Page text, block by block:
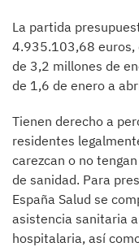
La partida
4.935.103,68 euros,
de 3,2 millones de
de 1,6 de enero a
Tienen derecho a
residentes
carezcan o no
de sanidad. Para
España Salud se
asistencia sanitaria
hospitalaria, así